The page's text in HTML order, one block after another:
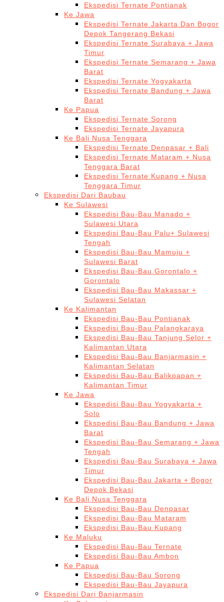
Ekspedisi Ternate Pontianak
Ke Jawa
Ekspedisi Ternate Jakarta Dan Bogor
Depok Tangerang Bekasi
Ekspedisi Ternate Surabaya + Jawa
Timur
Ekspedisi Ternate Semarang + Jawa
Barat
Ekspedisi Ternate Yogyakarta
Ekspedisi Ternate Bandung + Jawa
Barat
Ke Papua
Ekspedisi Ternate Sorong
Ekspedisi Ternate Jayapura
Ke Bali Nusa Tenggara
Ekspedisi Ternate Denpasar + Bali
Ekspedisi Ternate Mataram + Nusa
Tenggara Barat
Ekspedisi Ternate Kupang + Nusa
Tenggara Timur
Ekspedisi Dari Baubau
Ke Sulawesi
Ekspedisi Bau-Bau Manado +
Sulawesi Utara
Ekspedisi Bau-Bau Palu+ Sulawesi
Tengah
Ekspedisi Bau-Bau Mamuju +
Sulawesi Barat
Ekspedisi Bau-Bau Gorontalo +
Gorontalo
Ekspedisi Bau-Bau Makassar +
Sulawesi Selatan
Ke Kalimantan
Ekspedisi Bau-Bau Pontianak
Ekspedisi Bau-Bau Palangkaraya
Ekspedisi Bau-Bau Tanjung Selor +
Kalimantan Utara
Ekspedisi Bau-Bau Banjarmasin +
Kalimantan Selatan
Ekspedisi Bau-Bau Balikpapan +
Kalimantan Timur
Ke Jawa
Ekspedisi Bau-Bau Yogyakarta +
Solo
Ekspedisi Bau-Bau Bandung + Jawa
Barat
Ekspedisi Bau-Bau Semarang + Jawa
Tengah
Ekspedisi Bau-Bau Surabaya + Jawa
Timur
Ekspedisi Bau-Bau Jakarta + Bogor
Depok Bekasi
Ke Bali Nusa Tenggara
Ekspedisi Bau-Bau Denpasar
Ekspedisi Bau-Bau Mataram
Ekspedisi Bau-Bau Kupang
Ke Maluku
Ekspedisi Bau-Bau Ternate
Ekspedisi Bau-Bau Ambon
Ke Papua
Ekspedisi Bau-Bau Sorong
Ekspedisi Bau-Bau Jayapura
Ekspedisi Dari Banjarmasin